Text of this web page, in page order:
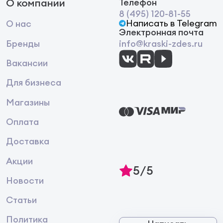
Состав:вода, смесь органических кислот,
активные антибактериальные компоненты,
парфюмерная композиция.
О компании
О нас
Бренды
Вакансии
Для бизнеса
Магазины
Оплата
Доставка
Акции
Новости
Статьи
Политика
8 (495) 120-81-55
Написать в Telegram
Электронная почта
info@kraski-zdes.ru
5/5